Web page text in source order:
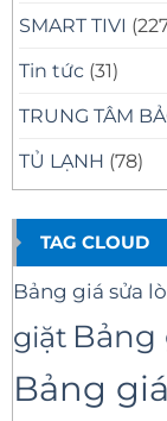
SMART TIVI
Tin tức (31)
TRUNG TÂM
TỦ LẠNH (78)
TAG CLOUD
Bảng giá sửa
giặt Bảng
Bảng